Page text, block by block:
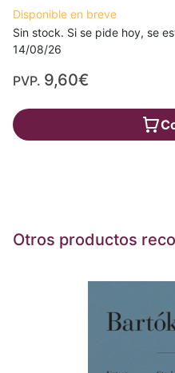
Disponible en breve
Sin stock. Si se pide hoy, se
14/08/26
PVP. 9,60€
Otros productos